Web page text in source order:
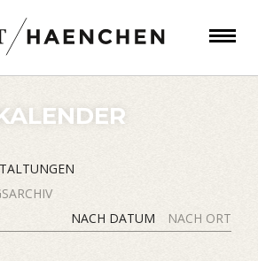
NACH DATUM
NACH ORT